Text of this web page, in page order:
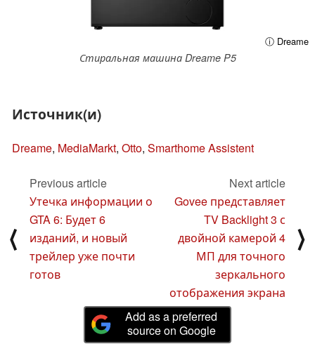
ⓘ Dreame
Стиральная машина Dreame P5
Источник(и)
Dreame, MediaMarkt, Otto, Smarthome Assistent
⟨
Previous article
Утечка информации о
GTA 6: Будет 6
изданий, и новый
трейлер уже почти
готов
Next article
Govee представляет
TV Backlight 3 с
двойной камерой 4
МП для точного
зеркального
отображения экрана
⟩
Add as a preferred
source on Google